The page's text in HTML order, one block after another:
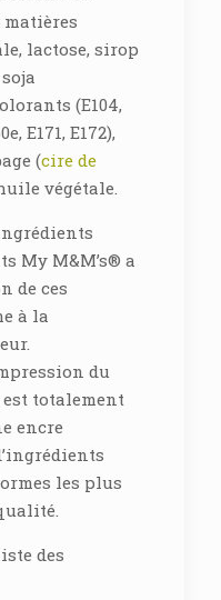
matières
lactose, sirop
(E104,
E171, E172),
(cire de
végétale.
My M&M’s® a
de ces
à la
du
est totalement
encre
les plus
des